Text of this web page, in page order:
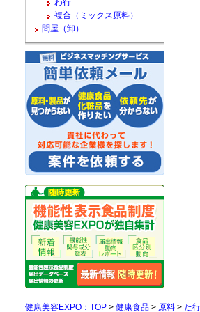
わ行
複合（ミックス原料）
問屋（卸）
健康美容EXPO：TOP > 健康食品 > 原料 > た行